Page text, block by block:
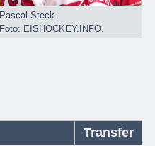
Pascal Steck.
Foto: EISHOCKEY.INFO.
Transfer